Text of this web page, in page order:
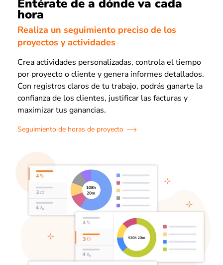
Entérate de a dónde va cada
hora
Realiza un seguimiento preciso de los
proyectos y actividades
Crea actividades personalizadas, controla el tiempo
por proyecto o cliente y genera informes detallados.
Con registros claros de tu trabajo, podrás ganarte la
confianza de los clientes, justificar las facturas y
maximizar tus ganancias.
Seguimiento de horas de proyecto